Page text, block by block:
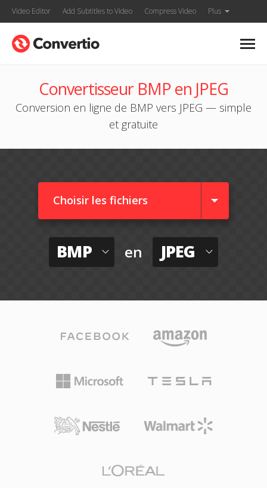
Video Editor Add Subtitles to Video Compress Video Plus
Convertisseur BMP en JPEG
Conversion en ligne de BMP vers JPEG — simple
et gratuite
Choisir les fichiers
BMP en JPEG